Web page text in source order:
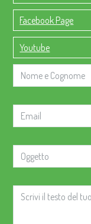
Facebook Page
Youtube